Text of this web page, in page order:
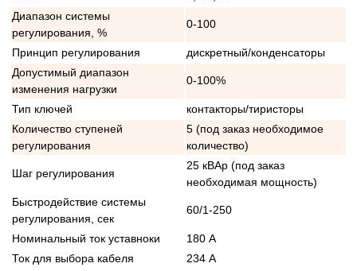
Диапазон системы
регулирования, %
0-100
Принцип регулирования
дискретный/конденсаторы
Допустимый диапазон
изменения нагрузки
0-100%
Тип ключей
контакторы/тиристоры
Количество ступеней
регулирования
5 (под заказ необходимое
количество)
Шаг регулирования
25 кВАр (под заказ
необходимая мощность)
Быстродействие системы
регулирования, сек
60/1-250
Номинальный ток уставноки
180 А
Ток для выбора кабеля
234 А